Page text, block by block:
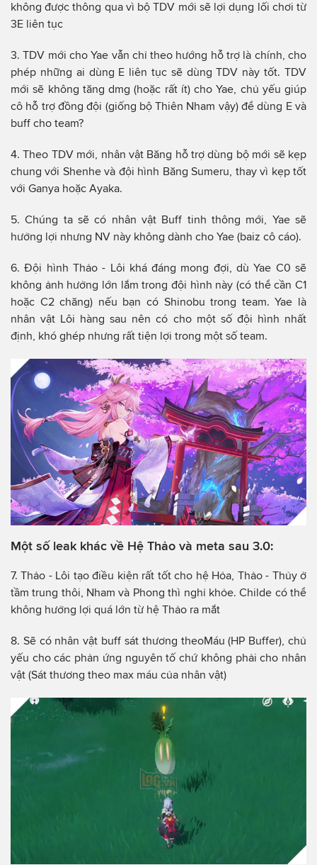
không được thông qua vì bộ TDV mới sẽ lợi dụng lối chơi từ
3E liên tục
3. TDV mới cho Yae vẫn chỉ theo hướng hỗ trợ là chính, cho
phép những ai dùng E liên tục sẽ dùng TDV này tốt. TDV
mới sẽ không tăng dmg (hoặc rất ít) cho Yae, chủ yếu giúp
cô hỗ trợ đồng đội (giống bộ Thiên Nham vậy) để dùng E và
buff cho team?
4. Theo TDV mới, nhân vật Băng hỗ trợ dùng bộ mới sẽ kẹp
chung với Shenhe và đội hình Băng Sumeru, thay vì kẹp tốt
với Ganya hoặc Ayaka.
5. Chúng ta sẽ có nhân vật Buff tinh thông mới, Yae sẽ
hưởng lợi nhưng NV này không dành cho Yae (baiz cô cáo).
6. Đội hình Thảo - Lôi khá đáng mong đợi, dù Yae C0 sẽ
không ảnh hưởng lớn lắm trong đội hình này (có thể cần C1
hoặc C2 chăng) nếu bạn có Shinobu trong team. Yae là
nhân vật Lôi hàng sau nên có cho một số đội hình nhất
định, khó ghép nhưng rất tiện lợi trong một số team.
Một số leak khác về Hệ Thảo và meta sau 3.0:
7. Thảo - Lôi tạo điều kiện rất tốt cho hệ Hỏa, Thảo - Thủy ở
tầm trung thôi, Nham và Phong thì nghỉ khỏe. Childe có thể
không hưởng lợi quá lớn từ hệ Thảo ra mắt
8. Sẽ có nhân vật buff sát thương theoMáu (HP Buffer), chủ
yếu cho các phản ứng nguyên tố chứ không phải cho nhân
vật (Sát thương theo max máu của nhân vật)